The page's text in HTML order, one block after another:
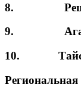
8.
9. Агаев
10.
Региональная